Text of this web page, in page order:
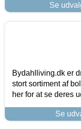
Se
Bydahlliving.dk er
stort sortiment af
her for at se deres
Se